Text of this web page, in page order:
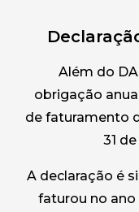
Além do
obrigação
de faturamento
31
A declaração é
faturou no ano